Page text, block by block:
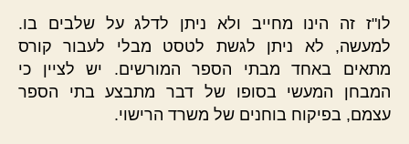
לו"ז זה הינו מחייב ולא ניתן לדלג על שלבים בו.
למעשה, לא ניתן לגשת לטסט מבלי לעבור קורס
מתאים באחד מבתי הספר המורשים. יש לציין כי
המבחן המעשי בסופו של דבר מתבצע בתי הספר
עצמם, בפיקוח בוחנים של משרד הרישוי.